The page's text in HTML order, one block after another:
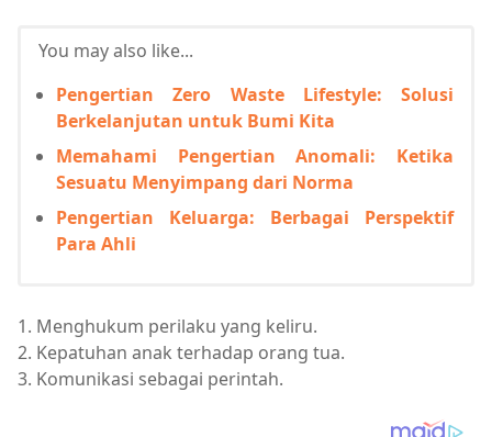
You may also like...
Pengertian Zero Waste Lifestyle: Solusi
Berkelanjutan untuk Bumi Kita
Memahami Pengertian Anomali: Ketika
Sesuatu Menyimpang dari Norma
Pengertian Keluarga: Berbagai Perspektif
Para Ahli
1. Menghukum perilaku yang keliru.
2. Kepatuhan anak terhadap orang tua.
3. Komunikasi sebagai perintah.